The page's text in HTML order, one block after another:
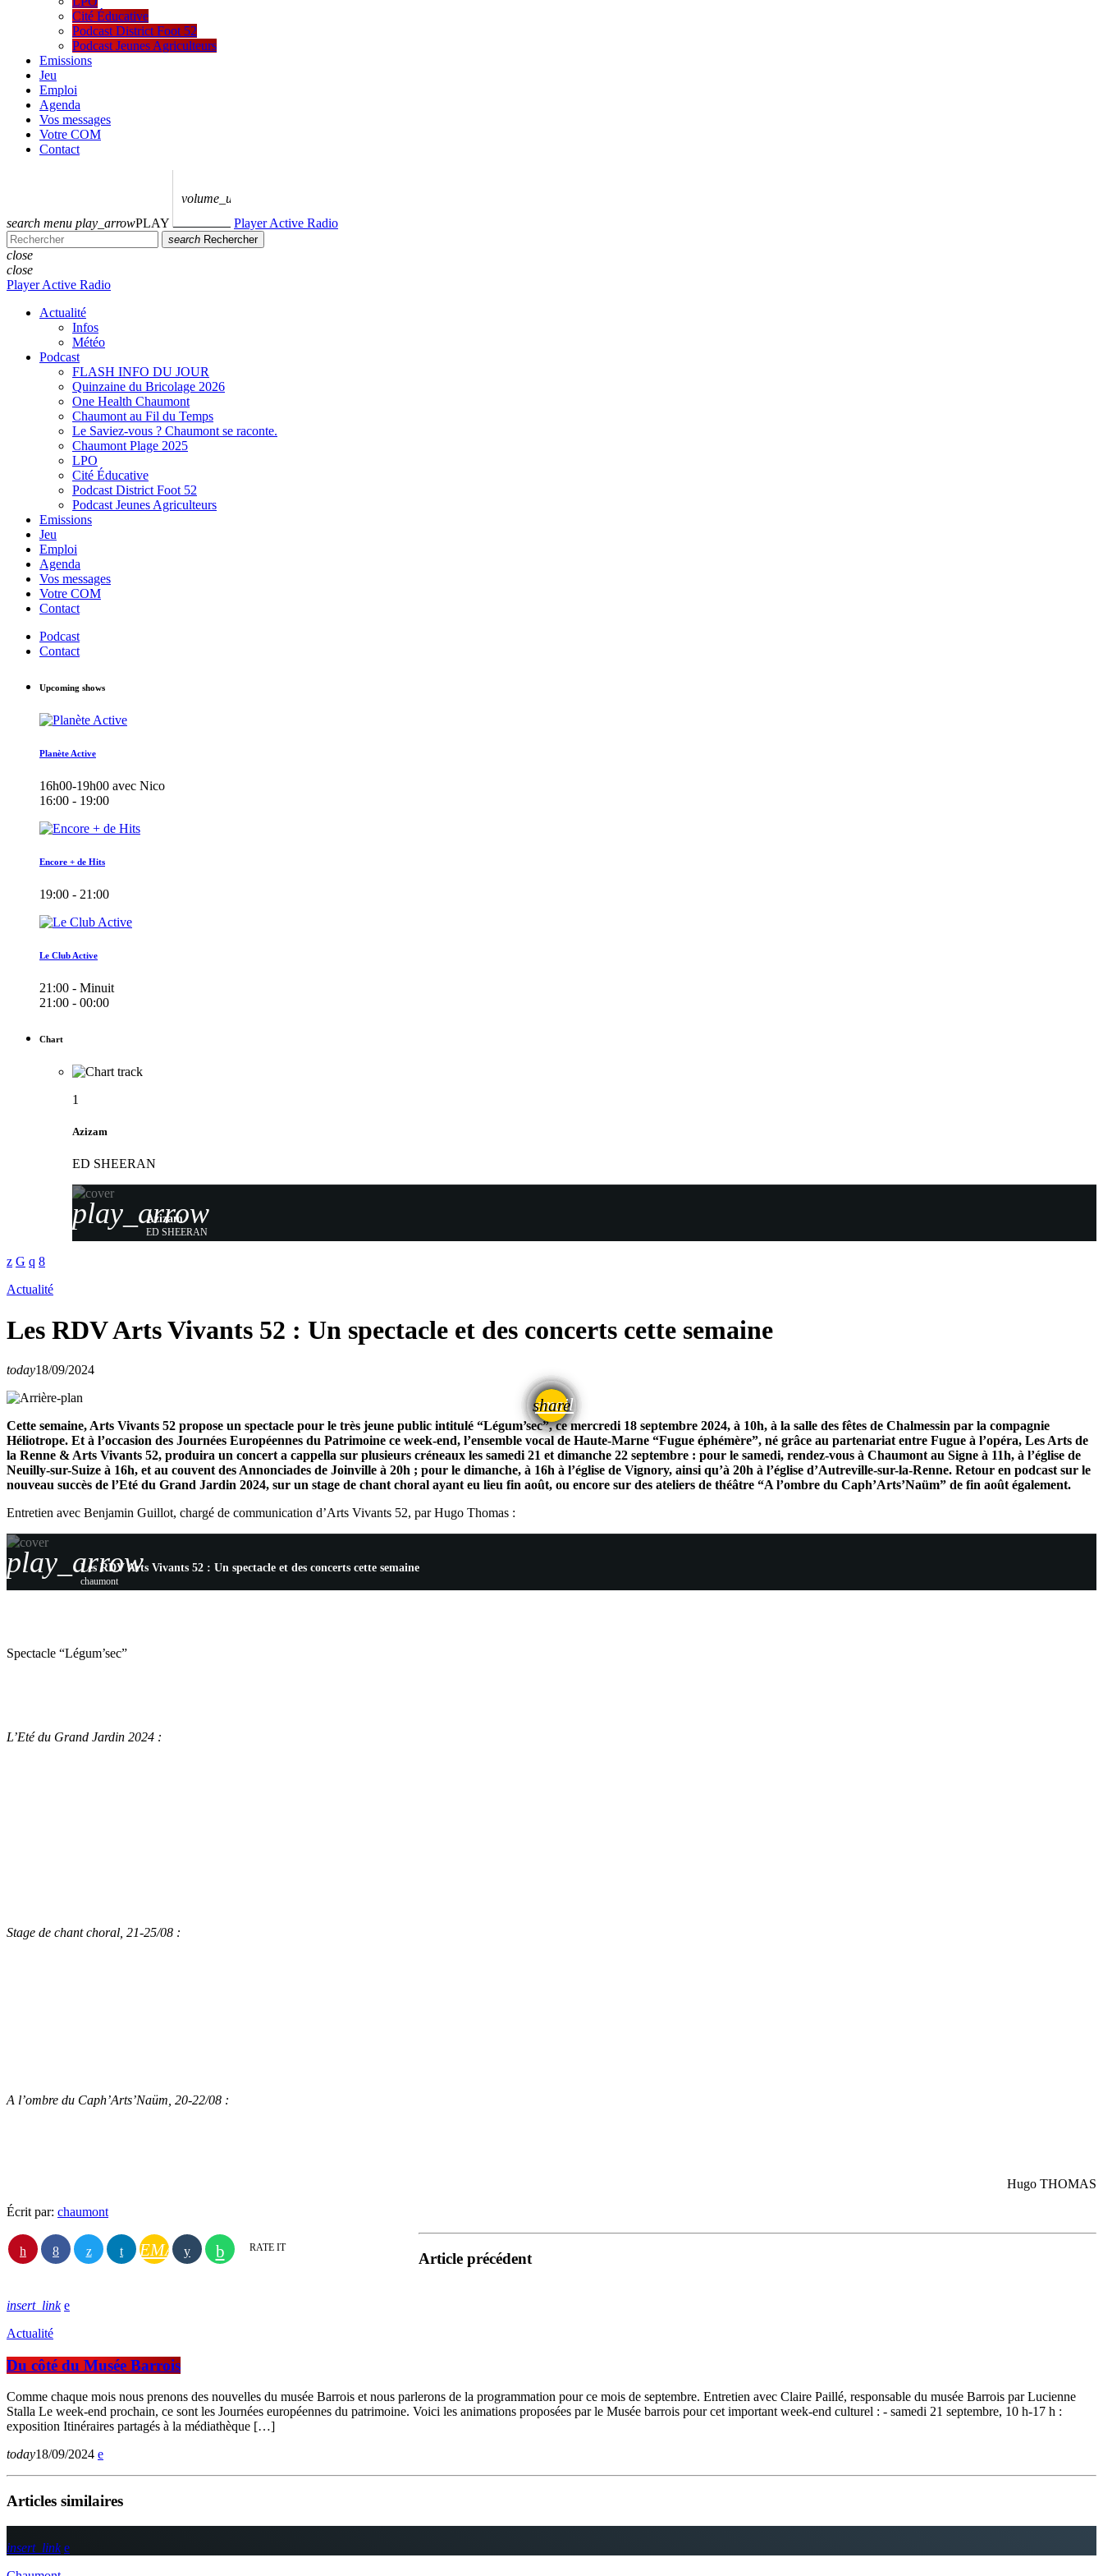
Cité Éducative
Podcast District Foot 52
Podcast Jeunes Agriculteurs
Emissions
Jeu
Emploi
Agenda
Vos messages
Votre COM
Contact
search menu play_arrowPLAY
volume_up
Player Active Radio
search Rechercher
close
close
Player Active Radio
Actualité
Infos
Météo
Podcast
FLASH INFO DU JOUR
Quinzaine du Bricolage 2026
One Health Chaumont
Chaumont au Fil du Temps
Le Saviez-vous ? Chaumont se raconte.
Chaumont Plage 2025
LPO
Cité Éducative
Podcast District Foot 52
Podcast Jeunes Agriculteurs
Emissions
Jeu
Emploi
Agenda
Vos messages
Votre COM
Contact
Podcast
Contact
Upcoming shows
Planète Active
16h00-19h00 avec Nico
16:00 - 19:00
Encore + de Hits
19:00 - 21:00
Le Club Active
21:00 - Minuit
21:00 - 00:00
Chart
1
Azizam
ED SHEERAN
play_arrow
Azizam
ED SHEERAN
Actualité
Les RDV Arts Vivants 52 : Un spectacle et des concerts cette semaine
today18/09/2024
share
email
Cette semaine, Arts Vivants 52 propose un spectacle pour le très jeune public intitulé “Légum’sec”, ce mercredi 18 septembre 2024, à 10h, à la salle des fêtes de Chalmessin par la compagnie
Héliotrope. Et à l’occasion des Journées Européennes du Patrimoine ce week-end, l’ensemble vocal de Haute-Marne “Fugue éphémère”, né grâce au partenariat entre Fugue à l’opéra, Les Arts de
la Renne & Arts Vivants 52, produira un concert a cappella sur plusieurs créneaux les samedi 21 et dimanche 22 septembre : pour le samedi, rendez-vous à Chaumont au Signe à 11h, à l’église de
Neuilly-sur-Suize à 16h, et au couvent des Annonciades de Joinville à 20h ; pour le dimanche, à 16h à l’église de Vignory, ainsi qu’à 20h à l’église d’Autreville-sur-la-Renne. Retour en podcast sur le
nouveau succès de l’Eté du Grand Jardin 2024, sur un stage de chant choral ayant eu lieu fin août, ou encore sur des ateliers de théâtre “A l’ombre du Caph’Arts’Naüm” de fin août également.
Entretien avec Benjamin Guillot, chargé de communication d’Arts Vivants 52, par Hugo Thomas :
play_arrowLes RDV Arts Vivants 52 : Un spectacle et des concerts cette semaine
chaumont
Spectacle “Légum’sec”
L’Eté du Grand Jardin 2024 :
Stage de chant choral, 21-25/08 :
A l’ombre du Caph’Arts’Naüm, 20-22/08 :
Hugo THOMAS
Écrit par: chaumont
EMAIL RATE IT
Article précédent
insert_link
Actualité
Du côté du Musée Barrois
Comme chaque mois nous prenons des nouvelles du musée Barrois et nous parlerons de la programmation pour ce mois de septembre. Entretien avec Claire Paillé, responsable du musée Barrois par Lucienne
Stalla Le week-end prochain, ce sont les Journées européennes du patrimoine. Voici les animations proposées par le Musée barrois pour cet important week-end culturel : - samedi 21 septembre, 10 h-17 h :
exposition Itinéraires partagés à la médiathèque […]
today18/09/2024
Articles similaires
insert_link